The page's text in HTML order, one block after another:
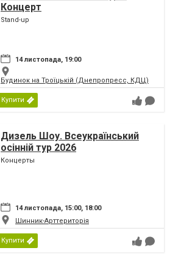
Концерт
Stand-up
14 листопада, 19:00
Будинок на Троїцькій (Днепропресс, КДЦ)
Купити
Дизель Шоу. Всеукраїнський
осінній тур 2026
Концерты
14 листопада, 15:00, 18:00
Шинник-Арттериторія
Купити